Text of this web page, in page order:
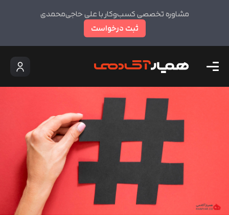
مشاوره تخصصی کسب‌وکار با علی حاجی‌محمدی
ثبت درخواست